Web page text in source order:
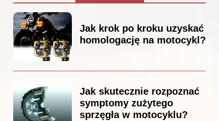
Jak krok po kroku uzyskać
homologację na motocykl?
Jak skutecznie rozpoznać
symptomy zużytego
sprzęgła w motocyklu?